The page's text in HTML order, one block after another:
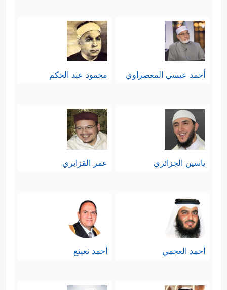
أحمد عيسي المعصراوي محمود عبد الحكم
ياسين الجزائري عمر القزابري
أحمد العجمي أحمد نعينع